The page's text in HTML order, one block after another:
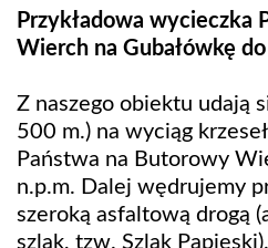
Przykładowa wycieczka
Wierch na Gubałówkę
Z naszego obiektu udają
500 m.) na wyciąg
Państwa na Butorowy
n.p.m. Dalej wędrujemy
szeroką asfaltową drogą
szlak, tzw. Szlak